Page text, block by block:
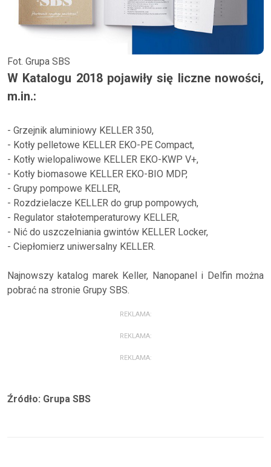
Fot. Grupa SBS
W Katalogu 2018 pojawiły się liczne nowości,
m.in.:
- Grzejnik aluminiowy KELLER 350,
- Kotły pelletowe KELLER EKO-PE Compact,
- Kotły wielopaliwowe KELLER EKO-KWP V+,
- Kotły biomasowe KELLER EKO-BIO MDP,
- Grupy pompowe KELLER,
- Rozdzielacze KELLER do grup pompowych,
- Regulator stałotemperaturowy KELLER,
- Nić do uszczelniania gwintów KELLER Locker,
- Ciepłomierz uniwersalny KELLER.
Najnowszy katalog marek Keller, Nanopanel i Delfin można
pobrać na stronie Grupy SBS.
REKLAMA:
REKLAMA:
REKLAMA:
Źródło: Grupa SBS